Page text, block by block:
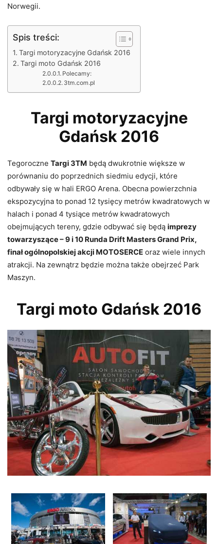
Norwegii.
Spis treści:
Targi motoryzacyjne Gdańsk 2016
Targi moto Gdańsk 2016
Polecamy:
3tm.com.pl
Targi motoryzacyjne
Gdańsk 2016
Tegoroczne Targi 3TM będą dwukrotnie większe w
porównaniu do poprzednich siedmiu edycji, które
odbywały się w hali ERGO Arena. Obecna powierzchnia
ekspozycyjna to ponad 12 tysięcy metrów kwadratowych w
halach i ponad 4 tysiące metrów kwadratowych
obejmujących tereny, gdzie odbywać się będą imprezy
towarzyszące – 9 i 10 Runda Drift Masters Grand Prix,
finał ogólnopolskiej akcji MOTOSERCE oraz wiele innych
atrakcji. Na zewnątrz będzie można także obejrzeć Park
Maszyn.
Targi moto Gdańsk 2016